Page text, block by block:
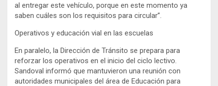
al entregar este vehículo, porque en este momento ya
saben cuáles son los requisitos para circular”.
Operativos y educación vial en las escuelas
En paralelo, la Dirección de Tránsito se prepara para
reforzar los operativos en el inicio del ciclo lectivo.
Sandoval informó que mantuvieron una reunión con
autoridades municipales del área de Educación para